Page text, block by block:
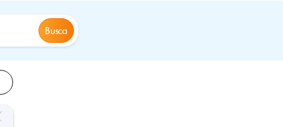
Busca